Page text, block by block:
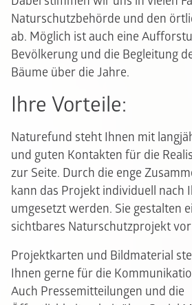
Naturschutzbehörde und den
ab. Möglich ist auch eine
Bevölkerung und die Begleitung
Bäume über die Jahre.
Ihre Vorteile:
Naturefund steht Ihnen mit
und guten Kontakten für die
zur Seite. Durch die enge
kann das Projekt individuell nach
umgesetzt werden. Sie gestalten
sichtbares Naturschutzprojekt
Projektkarten und Bildmaterial
Ihnen gerne für die
Auch Pressemitteilungen und die